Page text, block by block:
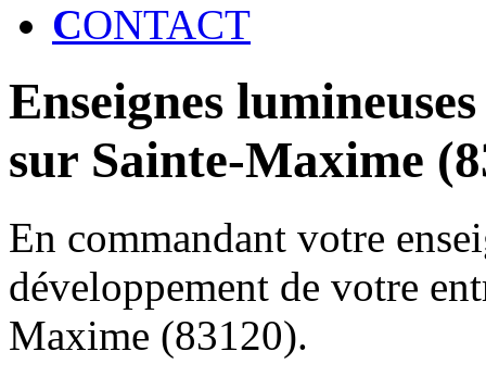
CONTACT
Enseignes
sur Sainte-Maxime
En commandant votre
développement de votre
Maxime (83120).